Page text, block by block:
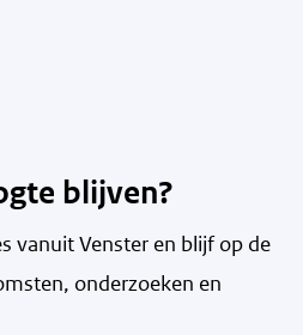
blijven?
vanuit Venster en blijf op de
onderzoeken en